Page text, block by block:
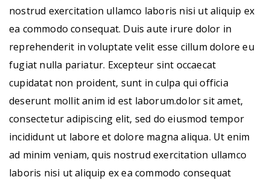
nostrud exercitation ullamco laboris nisi ut aliquip ex
ea commodo consequat. Duis aute irure dolor in
reprehenderit in voluptate velit esse cillum dolore eu
fugiat nulla pariatur. Excepteur sint occaecat
cupidatat non proident, sunt in culpa qui officia
deserunt mollit anim id est laborum.dolor sit amet,
consectetur adipiscing elit, sed do eiusmod tempor
incididunt ut labore et dolore magna aliqua. Ut enim
ad minim veniam, quis nostrud exercitation ullamco
laboris nisi ut aliquip ex ea commodo consequat